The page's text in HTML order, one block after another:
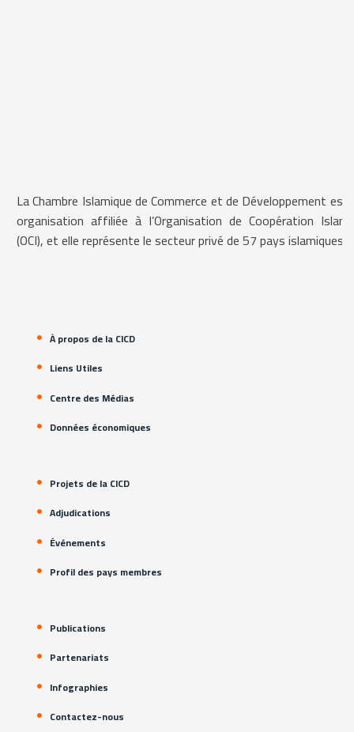
La Chambre Islamique de Commerce et de Développement est
organisation affiliée à l’Organisation de Coopération
(OCI), et elle représente le secteur privé de 57 pays islamiques.
À propos de la CICD
Liens Utiles
Centre des Médias
Données économiques
Projets de la CICD
Adjudications
Événements
Profil des pays membres
Publications
Partenariats
Infographies
Contactez-nous